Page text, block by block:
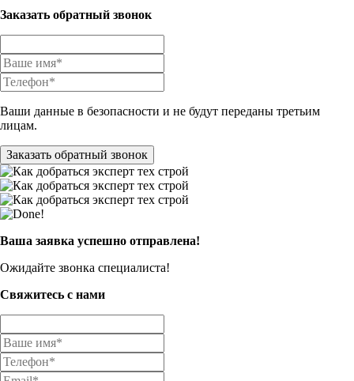
Заказать обратный звонок
Ваши данные в безопасности и не будут переданы третьим
лицам.
Заказать обратный звонок
Ваша заявка успешно отправлена!
Ожидайте звонка специалиста!
Свяжитесь с нами